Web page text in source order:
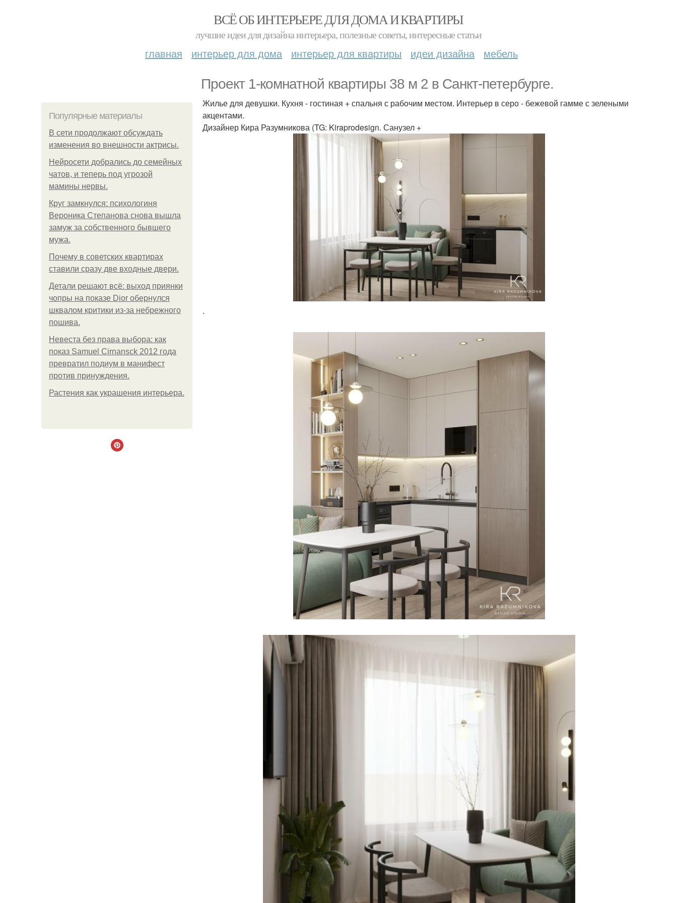
ВСЁ ОБ ИНТЕРЬЕРЕ ДЛЯ ДОМА И КВАРТИРЫ
лучшие идеи для дизайна интерьера, полезные советы, интересные статьи
главная интерьер для дома интерьер для квартиры идеи дизайна мебель
Проект 1-комнатной квартиры 38 м 2 в Санкт-петербурге.
Популярные материалы
В сети продолжают обсуждать
изменения во внешности актрисы.
Нейросети добрались до семейных
чатов, и теперь под угрозой
мамины нервы.
Круг замкнулся: психологиня
Вероника Степанова снова вышла
замуж за собственного бывшего
мужа.
Почему в советских квартирах
ставили сразу две входные двери.
Детали решают всё: выход приянки
чопры на показе Dior обернулся
шквалом критики из-за небрежного
пошива.
Невеста без права выбора: как
показ Samuel Cirnansck 2012 года
превратил подиум в манифест
против принуждения.
Растения как украшения интерьера.
Жилье для девушки. Кухня - гостиная + спальня с рабочим местом. Интерьер в серо - бежевой гамме с зелеными
акцентами.
Дизайнер Кира Разумникова (TG: Kiraprodesign. Санузел +
.